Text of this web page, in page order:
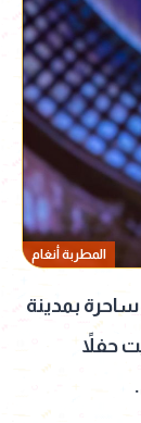
المطربة أنغام
ساحرة بمدينة
حفلاً